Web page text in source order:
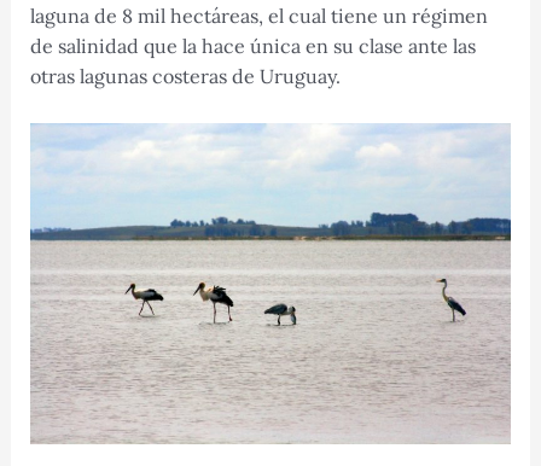
laguna de 8 mil hectáreas, el cual tiene un régimen
de salinidad que la hace única en su clase ante las
otras lagunas costeras de Uruguay.